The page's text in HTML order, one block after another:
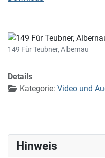
149 Für Teubner, Albernau
Details
Kategorie: Video und
Hinweis